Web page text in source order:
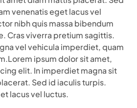
venenatis eget lacus vel
nibh quis massa bibendum
Cras viverra pretium sagittis.
vel vehicula imperdiet, quam
ipsum dolor sit amet,
elit. In imperdiet magna sit
Sed id iaculis turpis.
lacus vel luctus.